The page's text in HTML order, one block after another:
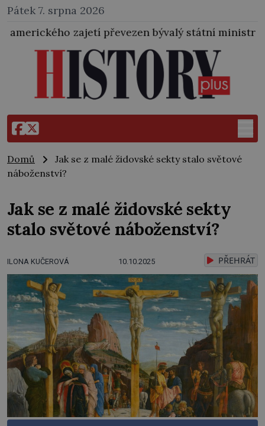
Pátek 7. srpna 2026
bývalý státní ministr pro protektorát K. H.
Domů
Jak se z malé židovské sekty stalo světové
náboženství?
Jak se z malé židovské sekty
stalo světové náboženství?
ILONA KUČEROVÁ 10.10.2025 PŘEHRÁT